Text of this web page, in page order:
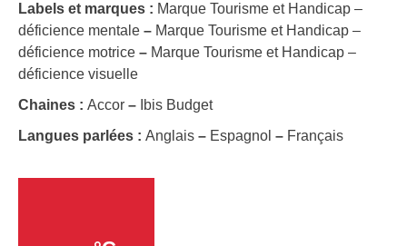
Labels et marques : Marque Tourisme et Handicap –
déficience mentale – Marque Tourisme et Handicap –
déficience motrice – Marque Tourisme et Handicap –
déficience visuelle
Chaines : Accor – Ibis Budget
Langues parlées : Anglais – Espagnol – Français